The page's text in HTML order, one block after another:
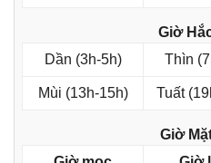
Giờ
Dần (3h-5h)
Thìn
Mùi (13h-15h) Tuất
Giờ